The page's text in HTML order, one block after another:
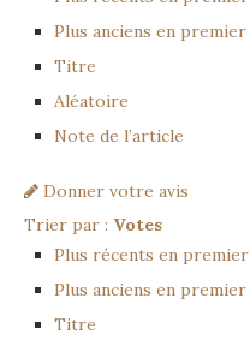
Plus anciens en premier
Titre
Aléatoire
Note de l’article
Donner votre avis
Trier par : Votes
Plus récents en premier
Plus anciens en premier
Titre